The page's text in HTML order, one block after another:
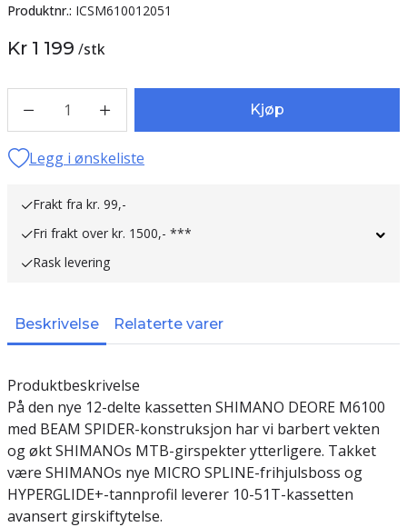
Produktnr.: ICSM610012051
Kr 1 199 /stk
1 Kjøp
Legg i ønskeliste
Frakt fra kr. 99,-
Fri frakt over kr. 1500,- ***
Rask levering
Beskrivelse Relaterte varer
Produktbeskrivelse
På den nye 12-delte kassetten SHIMANO DEORE M6100
med BEAM SPIDER-konstruksjon har vi barbert vekten
og økt SHIMANOs MTB-girspekter ytterligere. Takket
være SHIMANOs nye MICRO SPLINE-frihjulsboss og
HYPERGLIDE+-tannprofil leverer 10-51T-kassetten
avansert girskiftytelse.